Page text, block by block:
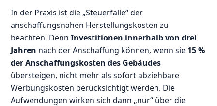
In der Praxis ist die „Steuerfalle“ der
anschaffungsnahen Herstellungskosten zu
beachten. DennInvestitionen innerhalb von drei
Jahren nach der Anschaffung können, wenn sie 15 %
der Anschaffungskosten des Gebäudes
übersteigen, nicht mehr als sofort abziehbare
Werbungskosten berücksichtigt werden. Die
Aufwendungen wirken sich dann „nur“ über die